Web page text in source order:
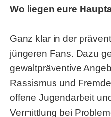
Wo liegen eure
Ganz klar in der
jüngeren Fans. Dazu
gewaltpräventive
Rassismus und
offene Jugendarbeit
Vermittlung bei